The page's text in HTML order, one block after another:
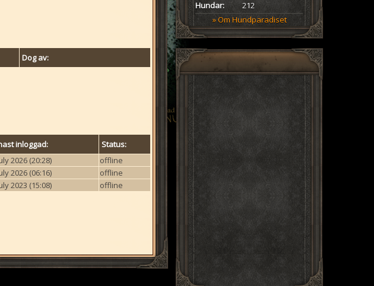
Dog av:
inloggad:
Status:
2026 (20:28)
offline
2026 (06:16)
offline
2023 (15:08) offline
Hundar:
212
» Om Hundparadiset